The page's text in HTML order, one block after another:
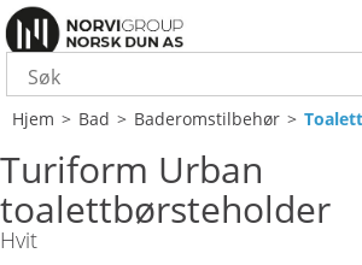
Hjem>Bad>Baderomstilbehør>
Turiform Urban
toalettbørsteholder
Hvit